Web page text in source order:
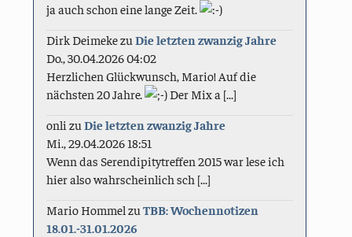
ja auch schon eine lange Zeit.
Dirk DeimekezuDie letzten zwanzig Jahre
Do., 30.04.2026 04:02
Herzlichen Glückwunsch, Mario! Auf die
nächsten 20 Jahre.
Der Mix a [...]
onli zuDie letzten zwanzig Jahre
Mi., 29.04.2026 18:51
Wenn das Serendipitytreffen 2015 war lese ich
hier also wahrscheinlich sch [...]
Mario Hommel zuTBB: Wochennotizen
18.01.-31.01.2026